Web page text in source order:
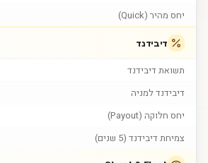
יחס מהיר (Quick)
דיבידנד
תשואת דיבידנד
דיבידנד למניה
יחס חלוקה (Payout)
צמיחת דיבידנד (5 שנים)